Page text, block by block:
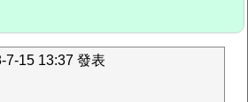
7-15 13:37 發表